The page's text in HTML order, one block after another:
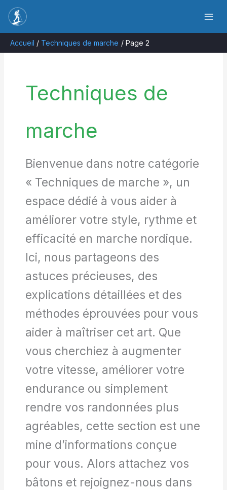
contenu
Accueil
Techniques de marche Page 2
Techniques de
marche
Bienvenue dans notre catégorie
« Techniques de marche », un
espace dédié à vous aider à
améliorer votre style, rythme et
efficacité en marche nordique.
Ici, nous partageons des
astuces précieuses, des
explications détaillées et des
méthodes éprouvées pour vous
aider à maîtriser cet art. Que
vous cherchiez à augmenter
votre vitesse, améliorer votre
endurance ou simplement
rendre vos randonnées plus
agréables, cette section est une
mine d’informations conçue
pour vous. Alors attachez vos
bâtons et rejoignez-nous dans
Rechercher